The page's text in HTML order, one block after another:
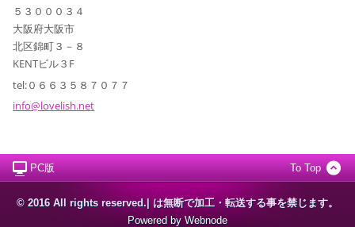
５３０００３４
大阪府大阪市
北区錦町３－８
KENTビル３F
tel:０６６３５８７０７７
info@lovelish.net
PC版 To Top
© 2016 All rights reserved.| は無断で加工・転送する事を禁じます。
Powered by Webnode